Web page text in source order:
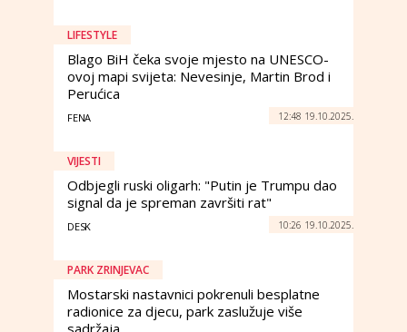
LIFESTYLE
Blago BiH čeka svoje mjesto na UNESCO-
ovoj mapi svijeta: Nevesinje, Martin Brod i
Perućica
FENA 12:48 19.10.2025.
VIJESTI
Odbjegli ruski oligarh: "Putin je Trumpu dao
signal da je spreman završiti rat"
DESK 10:26 19.10.2025.
PARK ZRINJEVAC
Mostarski nastavnici pokrenuli besplatne
radionice za djecu, park zaslužuje više
sadržaja